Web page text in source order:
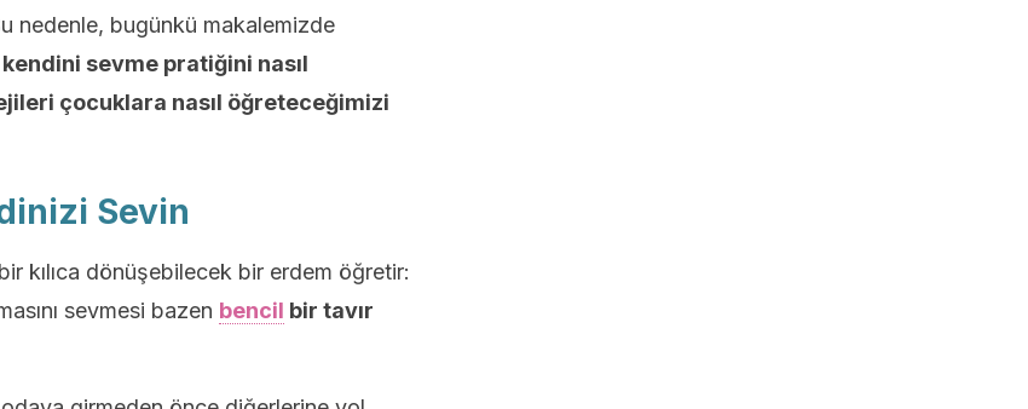
nedenle, bugünkü makalemizde
kendini sevme pratiğini nasıl
çocuklara nasıl öğreteceğimizi
Sevin
kılıca dönüşebilecek bir erdem öğretir:
sevmesi bazen bencil bir tavır